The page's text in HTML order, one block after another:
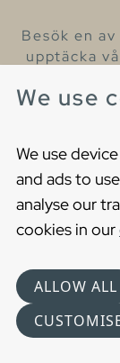
We use
We use
and ads to
analyse our
cookies in our
ALLOW ALL
Besök en
upptäcka